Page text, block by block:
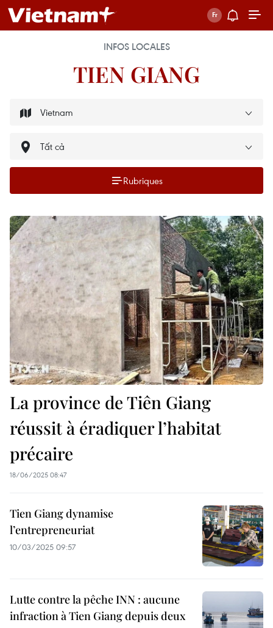
INFOS LOCALES
TIEN GIANG
Rubriques
La province de Tiên Giang
réussit à éradiquer l’habitat
précaire
18/06/2025 08:47
Tien Giang dynamise
l’entrepreneuriat
10/03/2025 09:57
Lutte contre la pêche INN : aucune
infraction à Tien Giang depuis deux